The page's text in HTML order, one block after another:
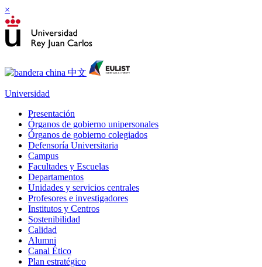
×
Universidad
Presentación
Órganos de gobierno unipersonales
Órganos de gobierno colegiados
Defensoría Universitaria
Campus
Facultades y Escuelas
Departamentos
Unidades y servicios centrales
Profesores e investigadores
Institutos y Centros
Sostenibilidad
Calidad
Alumni
Canal Ético
Plan estratégico